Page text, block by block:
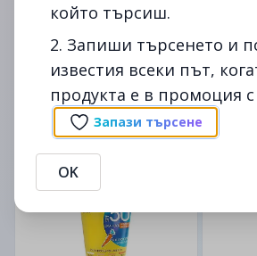
DUREX
Extended Pleasure 3бр
4.92лв.
6.15лв.
Mutual
6.99лв.
който търсиш.
2. Запиши търсенето и
известия всеки път,
продукта е в промоция
Запази търсене
OK